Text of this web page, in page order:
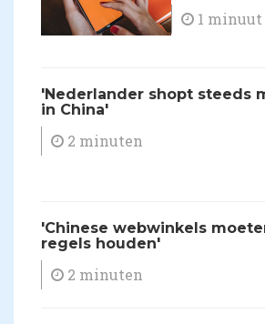
1 minuut
'Nederlander shopt steeds
in China'
2 minuten
'Chinese webwinkels
regels houden'
2 minuten